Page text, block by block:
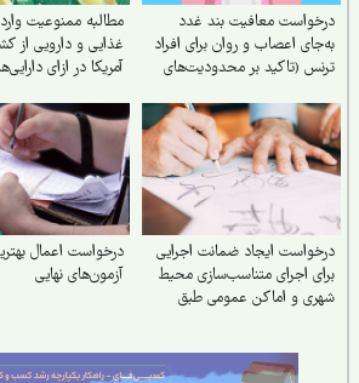
معافیت بند غدد
اعصاب و روان برای افراد
(تاکید بر محدودیت‌های
مطالبه ممنوعیت واردات
غذایی و دارویی از
آمریکا در ازای دارایی‌های
ایجاد ضمانت اجرایی
اجرای متناسب‌سازی محیط
و اماکن عمومی طبق
درخواست اعمال بهترین نمره
آزمون‌های نهایی